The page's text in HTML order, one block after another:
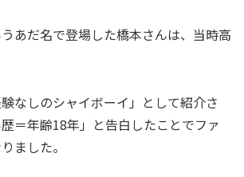
うあだ名で登場した橋本さんは、当時高
なしのシャイボーイ」として紹介さ
＝年齢18年」と告白したことでファ
ました。